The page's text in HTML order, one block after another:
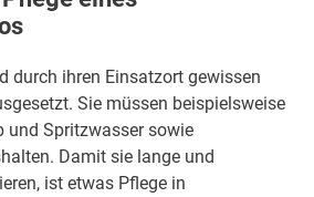
durch ihren Einsatzort gewissen
Sie müssen beispielsweise
und Spritzwasser sowie
Damit sie lange und
ist etwas Pflege in